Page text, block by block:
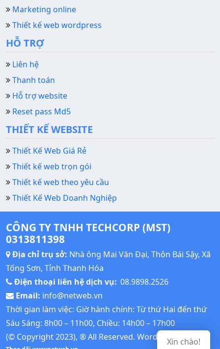
Marketing online
Thiết kế web wordpress
HỖ TRỢ
Liên hệ
Thanh toán
Hỗ trợ website
Reset pass Md5
THIẾT KẾ WEBSITE
Thiết Kế Web Giá Rẻ
Thiết kế web trọn gói
Thiết kế web theo yêu cầu
Thiết Kế Web Doanh Nghiệp
CÔNG TY TNHH TECHCORP (MST)
0313811398
Địa chỉ trụ sở: Nhà ông Mai Văn Đại, Thôn Bái Sậy, Xã
Tống Sơn, Tỉnh Thanh Hóa
Điện thoại liên hệ dịch vụ: 08.9898.2526
Email: info@netweb.vn
Thời gian làm việc: Giờ hành chính: Từ thứ Hai đến thứ
Sáu Sáng: 8h00 – 11h00, Chiều: 14h00 – 17h00
(© Copyright 2023), ® All Reserved. Wordpress Tutorial
Xin chào!